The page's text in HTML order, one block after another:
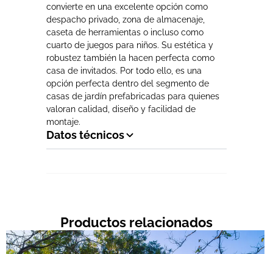
convierte en una excelente opción como
despacho privado, zona de almacenaje,
caseta de herramientas o incluso como
cuarto de juegos para niños. Su estética y
robustez también la hacen perfecta como
casa de invitados. Por todo ello, es una
opción perfecta dentro del segmento de
casas de jardín prefabricadas para quienes
valoran calidad, diseño y facilidad de
montaje.
Datos técnicos
Productos relacionados